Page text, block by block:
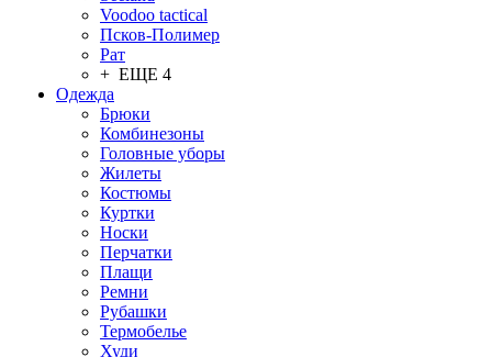
Voodoo tactical
Псков-Полимер
Рат
+ ЕЩЕ 4
Одежда
Брюки
Комбинезоны
Головные уборы
Жилеты
Костюмы
Куртки
Носки
Перчатки
Плащи
Ремни
Рубашки
Термобелье
Худи